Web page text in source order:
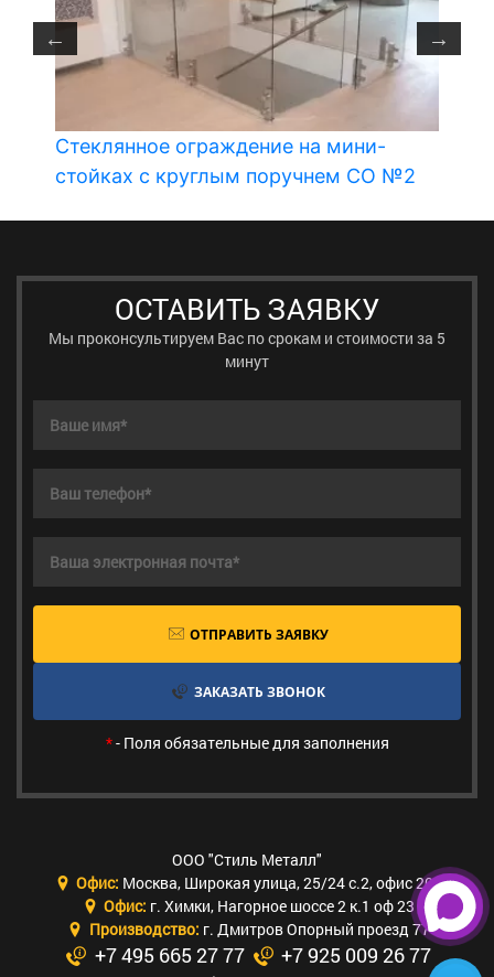
Стеклянное ограждение на мини-
стойках с круглым поручнем СО №2
ОСТАВИТЬ ЗАЯВКУ
Мы проконсультируем Вас по срокам и стоимости за 5
минут
ОТПРАВИТЬ ЗАЯВКУ
ЗАКАЗАТЬ ЗВОНОК
*- Поля обязательные для заполнения
ООО "Стиль Металл"
Офис: Москва, Широкая улица, 25/24 с.2, офис 205
Офис: г. Химки, Нагорное шоссе 2 к.1 оф 23
Производство: г. Дмитров Опорный проезд 77
+7 495 665 27 77 +7 925 009 26 77